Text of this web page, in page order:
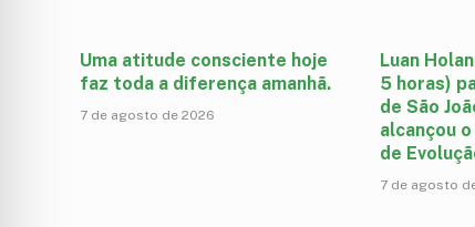
Uma atitude consciente hoje
faz toda a diferença amanhã.
7 de agosto de 2026
Luan
5 horas)
de São
alcançou
de
7 de agosto